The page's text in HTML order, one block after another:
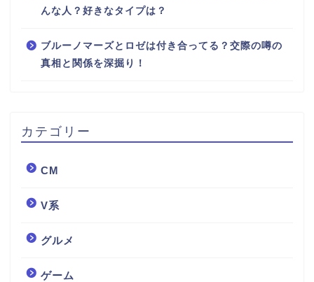
んな人？好きなタイプは？
ブルーノマーズとロゼは付き合ってる？交際の噂の
真相と関係を深掘り！
カテゴリー
CM
V系
グルメ
ゲーム